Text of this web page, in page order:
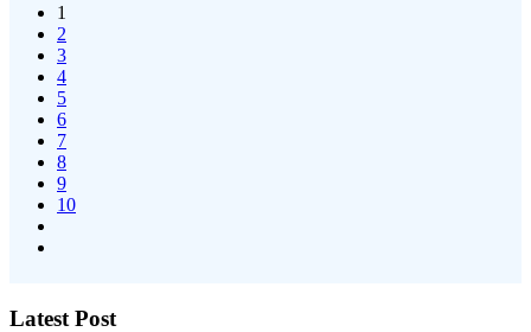
1
2
3
4
5
6
7
8
9
10
Latest Post